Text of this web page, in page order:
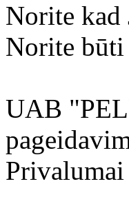
Norite kad
Norite būti
UAB